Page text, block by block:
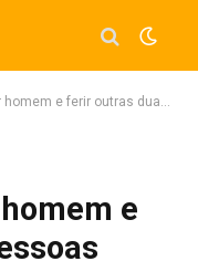
pessoas após discussão em distribuidora de bebidas é preso
e